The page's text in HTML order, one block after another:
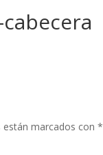
están marcados con*